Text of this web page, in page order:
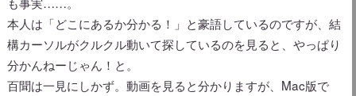
本人は「どこにあるか分かる！」と豪語しているのですが、結
構カーソルがクルクル動いて探しているのを見ると、やっぱり
分かんねーじゃん！と。
百聞は一見にしかず。動画を見ると分かりますが、Mac版で